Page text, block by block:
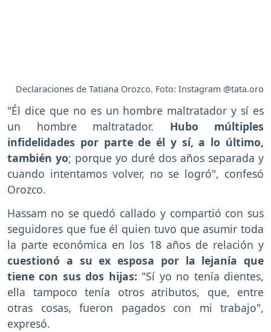
Declaraciones de Tatiana Orozco. Foto: Instagram @tata.oro
"Él dice que no es un hombre maltratador y sí es
un hombre maltratador. Hubo múltiples
infidelidades por parte de él y sí, a lo último,
también yo; porque yo duré dos años separada y
cuando intentamos volver, no se logró", confesó
Orozco.
Hassam no se quedó callado y compartió con sus
seguidores que fue él quien tuvo que asumir toda
la parte económica en los 18 años de relación y
cuestionó a su ex esposa por la lejanía que
tiene con sus dos hijas: "Sí yo no tenía dientes,
ella tampoco tenía otros atributos, que, entre
otras cosas, fueron pagados con mi trabajo",
expresó.